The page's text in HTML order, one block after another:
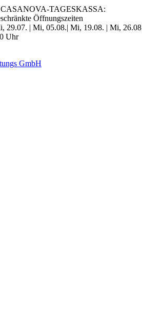
TAGESKASSA:
Öffnungszeiten
29.07. | Mi, 05.08.| Mi, 19.08. | Mi, 26.08
Uhr
GmbH